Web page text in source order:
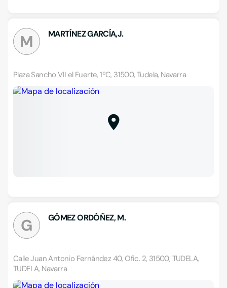
M MARTÍNEZ GARCÍA,J.
Plaza Sancho VII el Fuerte, 1ºC, 31500, Tudela, Navarra
G GÓMEZ ORDÓÑEZ, M.
Calle Juan Antonio Fernández 40, Ofic. 2, 31500, TUDELA,
TUDELA, Navarra